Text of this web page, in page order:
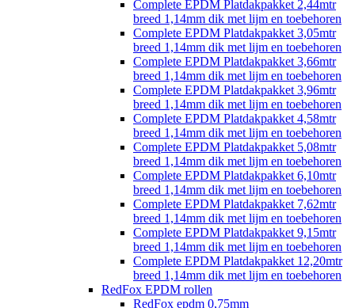
Complete EPDM Platdakpakket 2,44mtr
breed 1,14mm dik met lijm en toebehoren
Complete EPDM Platdakpakket 3,05mtr
breed 1,14mm dik met lijm en toebehoren
Complete EPDM Platdakpakket 3,66mtr
breed 1,14mm dik met lijm en toebehoren
Complete EPDM Platdakpakket 3,96mtr
breed 1,14mm dik met lijm en toebehoren
Complete EPDM Platdakpakket 4,58mtr
breed 1,14mm dik met lijm en toebehoren
Complete EPDM Platdakpakket 5,08mtr
breed 1,14mm dik met lijm en toebehoren
Complete EPDM Platdakpakket 6,10mtr
breed 1,14mm dik met lijm en toebehoren
Complete EPDM Platdakpakket 7,62mtr
breed 1,14mm dik met lijm en toebehoren
Complete EPDM Platdakpakket 9,15mtr
breed 1,14mm dik met lijm en toebehoren
Complete EPDM Platdakpakket 12,20mtr
breed 1,14mm dik met lijm en toebehoren
RedFox EPDM rollen
RedFox epdm 0,75mm